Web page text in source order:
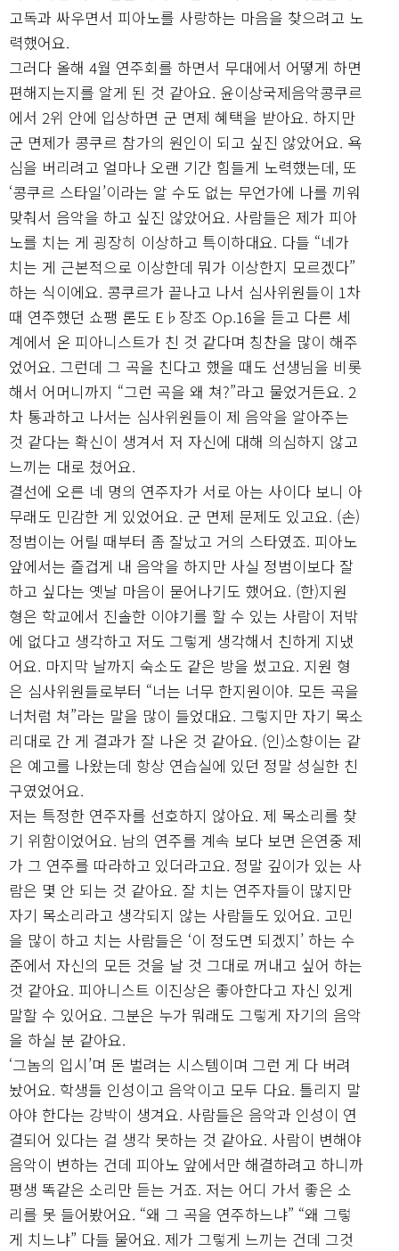
고독과 싸우면서 피아노를 사랑하는 마음을 찾으려고 노
력했어요.
그러다 올해 4월 연주회를 하면서 무대에서 어떻게 하면
편해지는지를 알게 된 것 같아요. 윤이상국제음악콩쿠르
에서 2위 안에 입상하면 군 면제 혜택을 받아요. 하지만
군 면제가 콩쿠르 참가의 원인이 되고 싶진 않았어요. 욕
심을 버리려고 얼마나 오랜 기간 힘들게 노력했는데, 또
‘콩쿠르 스타일’이라는 알 수도 없는 무언가에 나를 끼워
맞춰서 음악을 하고 싶진 않았어요. 사람들은 제가 피아
노를 치는 게 굉장히 이상하고 특이하대요. 다들 “네가
치는 게 근본적으로 이상한데 뭐가 이상한지 모르겠다”
하는 식이에요. 콩쿠르가 끝나고 나서 심사위원들이 1차
때 연주했던 쇼팽 론도 E♭장조 Op.16을 듣고 다른 세
계에서 온 피아니스트가 친 것 같다며 칭찬을 많이 해주
었어요. 그런데 그 곡을 친다고 했을 때도 선생님을 비롯
해서 어머니까지 “그런 곡을 왜 쳐?”라고 물었거든요. 2
차 통과하고 나서는 심사위원들이 제 음악을 알아주는
것 같다는 확신이 생겨서 저 자신에 대해 의심하지 않고
느끼는 대로 쳤어요.
결선에 오른 네 명의 연주자가 서로 아는 사이다 보니 아
무래도 민감한 게 있었어요. 군 면제 문제도 있고요. (손)
정범이는 어릴 때부터 좀 잘났고 거의 스타였죠. 피아노
앞에서는 즐겁게 내 음악을 하지만 사실 정범이보다 잘
하고 싶다는 옛날 마음이 묻어나기도 했어요. (한)지원
형은 학교에서 진솔한 이야기를 할 수 있는 사람이 저밖
에 없다고 생각하고 저도 그렇게 생각해서 친하게 지냈
어요. 마지막 날까지 숙소도 같은 방을 썼고요. 지원 형
은 심사위원들로부터 “너는 너무 한지원이야. 모든 곡을
너처럼 쳐”라는 말을 많이 들었대요. 그렇지만 자기 목소
리대로 간 게 결과가 잘 나온 것 같아요. (인)소향이는 같
은 예고를 나왔는데 항상 연습실에 있던 정말 성실한 친
구였었어요.
저는 특정한 연주자를 선호하지 않아요. 제 목소리를 찾
기 위함이었어요. 남의 연주를 계속 보다 보면 은연중 제
가 그 연주를 따라하고 있더라고요. 정말 깊이가 있는 사
람은 몇 안 되는 것 같아요. 잘 치는 연주자들이 많지만
자기 목소리라고 생각되지 않는 사람들도 있어요. 고민
을 많이 하고 치는 사람들은 ‘이 정도면 되겠지’ 하는 수
준에서 자신의 모든 것을 날 것 그대로 꺼내고 싶어 하는
것 같아요. 피아니스트 이진상은 좋아한다고 자신 있게
말할 수 있어요. 그분은 누가 뭐래도 그렇게 자기의 음악
을 하실 분 같아요.
‘그놈의 입시’며 돈 벌려는 시스템이며 그런 게 다 버려
놨어요. 학생들 인성이고 음악이고 모두 다요. 틀리지 말
아야 한다는 강박이 생겨요. 사람들은 음악과 인성이 연
결되어 있다는 걸 생각 못하는 것 같아요. 사람이 변해야
음악이 변하는 건데 피아노 앞에서만 해결하려고 하니까
평생 똑같은 소리만 듣는 거죠. 저는 어디 가서 좋은 소
리를 못 들어봤어요. “왜 그 곡을 연주하느냐” “왜 그렇
게 치느냐” 다들 물어요. 제가 그렇게 느끼는 건데 그것